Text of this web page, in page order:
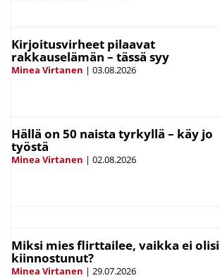
Kirjoitusvirheet pilaavat
rakkauselämän – tässä syy
Minea Virtanen | 03.08.2026
Hällä on 50 naista tyrkyllä – käy jo
työstä
Minea Virtanen | 02.08.2026
Miksi mies flirttailee, vaikka ei olisi
kiinnostunut?
Minea Virtanen | 29.07.2026